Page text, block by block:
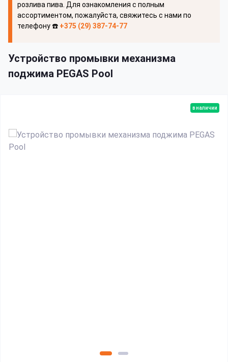
розлива пива. Для ознакомления с полным
ассортиментом, пожалуйста, свяжитесь с нами по
телефону ☎️ +375 (29) 387-74-77
Устройство промывки механизма
поджима PEGAS Pool
в наличии